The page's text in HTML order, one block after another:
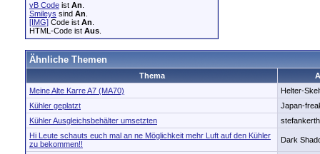
vB Code ist An
Smileys sind An
[IMG] Code ist An
HTML-Code ist Aus
Ähnliche Themen
Thema
Meine Alte Karre A7 (MA70)
Helter-
Kühler geplatzt
Japan-
Kühler Ausgleichsbehälter umsetzten
stefankerth
Hi Leute schauts euch mal an ne Möglichkeit mehr Luft auf den Kühler
zu bekommen!!
Dark